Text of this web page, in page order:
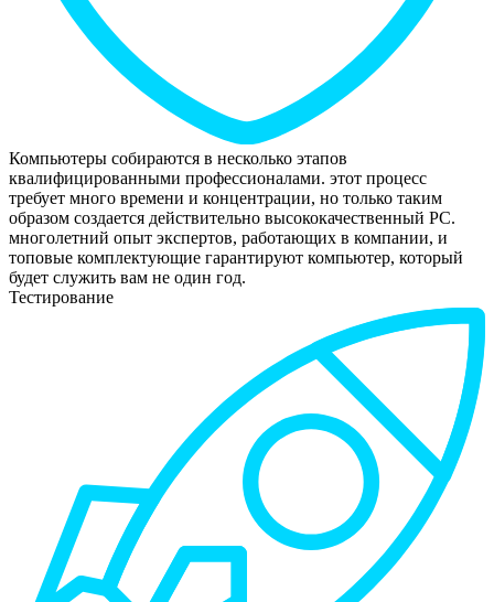
Компьютеры собираются в несколько этапов
квалифицированными профессионалами. этот процесс
требует много времени и концентрации, но только таким
образом создается действительно высококачественный РС.
многолетний опыт экспертов, работающих в компании, и
топовые комплектующие гарантируют компьютер, который
будет служить вам не один год.
Тестирование